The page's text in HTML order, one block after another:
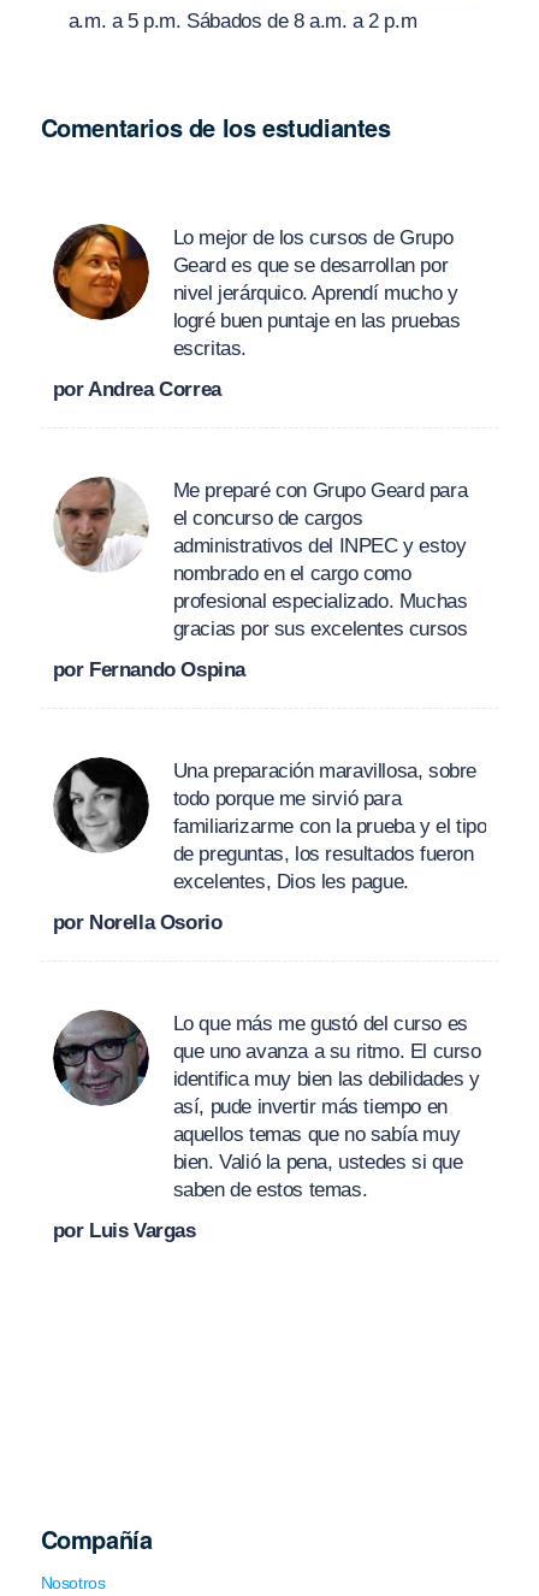
a.m. a 5 p.m. Sábados de 8 a.m. a 2 p.m
Comentarios de los estudiantes
Lo mejor de los cursos de Grupo
Geard es que se desarrollan por
nivel jerárquico. Aprendí mucho y
logré buen puntaje en las pruebas
escritas.
por Andrea Correa
Me preparé con Grupo Geard para
el concurso de cargos
administrativos del INPEC y estoy
nombrado en el cargo como
profesional especializado. Muchas
gracias por sus excelentes cursos
por Fernando Ospina
Una preparación maravillosa, sobre
todo porque me sirvió para
familiarizarme con la prueba y el tipo
de preguntas, los resultados fueron
excelentes, Dios les pague.
por Norella Osorio
Lo que más me gustó del curso es
que uno avanza a su ritmo. El curso
identifica muy bien las debilidades y
así, pude invertir más tiempo en
aquellos temas que no sabía muy
bien. Valió la pena, ustedes si que
saben de estos temas.
por Luis Vargas
Compañía
Nosotros